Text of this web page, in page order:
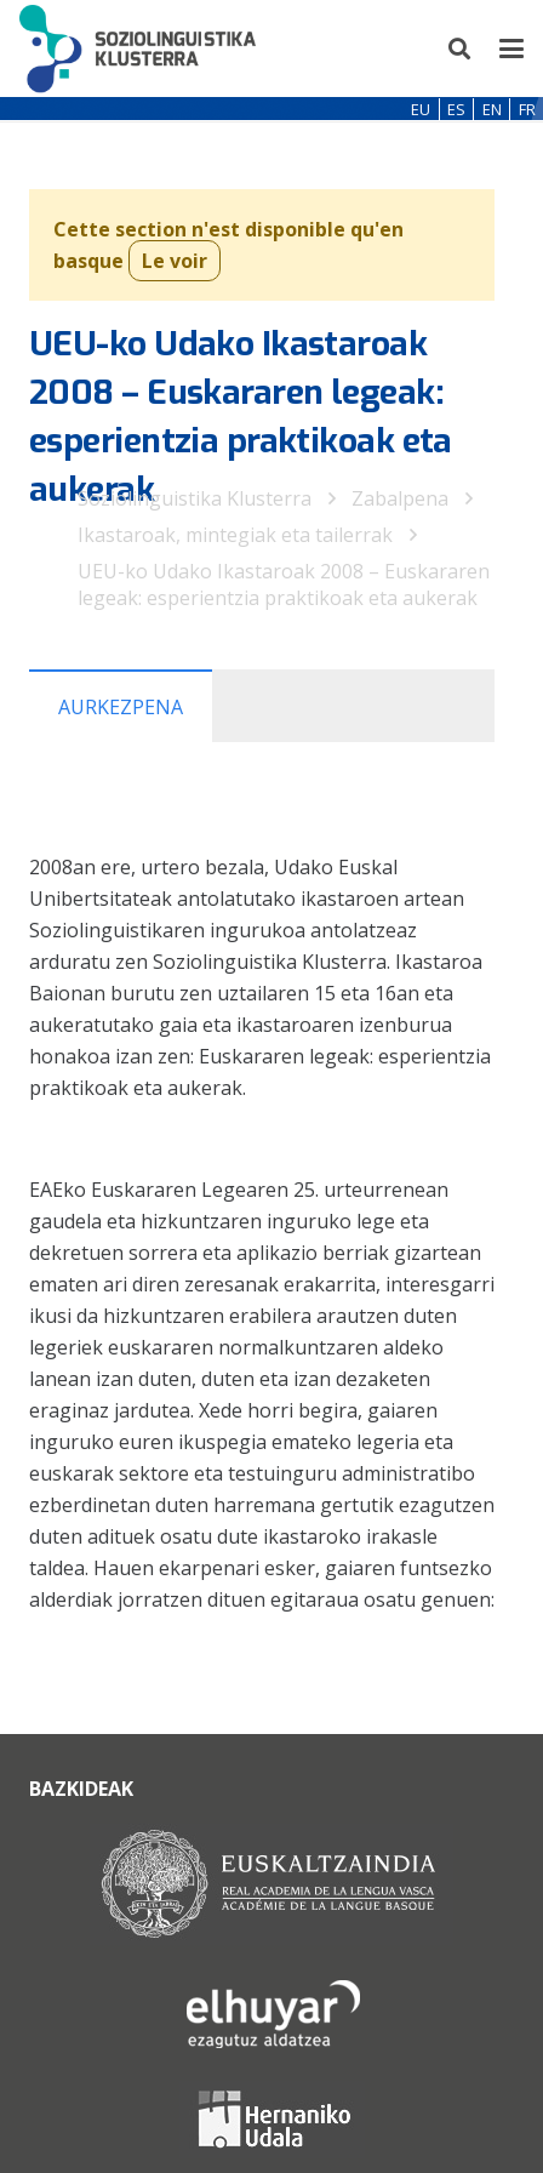
EU ES EN FR
Cette section n'est disponible qu'en
basque
Le voir
UEU-ko Udako Ikastaroak
2008 – Euskararen legeak:
esperientzia praktikoak eta
aukerak
Soziolinguistika Klusterra
Zabalpena
Ikastaroak, mintegiak eta tailerrak
UEU-ko Udako Ikastaroak 2008 – Euskararen
legeak: esperientzia praktikoak eta aukerak
AURKEZPENA
2008an ere, urtero bezala, Udako Euskal
Unibertsitateak antolatutako ikastaroen artean
Soziolinguistikaren ingurukoa antolatzeaz
arduratu zen Soziolinguistika Klusterra. Ikastaroa
Baionan burutu zen uztailaren 15 eta 16an eta
aukeratutako gaia eta ikastaroaren izenburua
honakoa izan zen: Euskararen legeak: esperientzia
praktikoak eta aukerak.
EAEko Euskararen Legearen 25. urteurrenean
gaudela eta hizkuntzaren inguruko lege eta
dekretuen sorrera eta aplikazio berriak gizartean
ematen ari diren zeresanak erakarrita, interesgarri
ikusi da hizkuntzaren erabilera arautzen duten
legeriek euskararen normalkuntzaren aldeko
lanean izan duten, duten eta izan dezaketen
eraginaz jardutea. Xede horri begira, gaiaren
inguruko euren ikuspegia emateko legeria eta
euskarak sektore eta testuinguru administratibo
ezberdinetan duten harremana gertutik ezagutzen
duten adituek osatu dute ikastaroko irakasle
taldea. Hauen ekarpenari esker, gaiaren funtsezko
alderdiak jorratzen dituen egitaraua osatu genuen:
BAZKIDEAK